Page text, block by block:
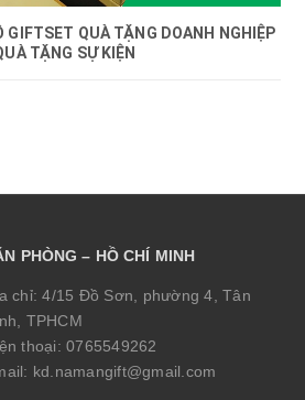
GIFTSET QUÀ TẶNG DOANH NGHIỆP
TẶNG SỰ KIỆN
PHÒNG – HỒ CHÍ MINH
chỉ:4/15 Đồ Sơn, phường 4, Tân
TPHCM
thoại: 0765549262
kd.namangift@gmail.com